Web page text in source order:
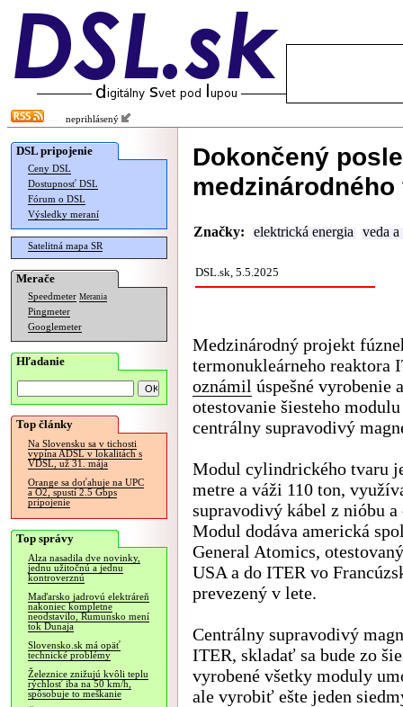
neprihlásený
DSL pripojenie
Ceny DSL
Dostupnosť DSL
Fórum o DSL
Výsledky meraní
Satelitná mapa SR
Merače
Speedmeter Merania
Pingmeter
Googlemeter
Hľadanie
Top články
Na Slovensku sa v tichosti
vypína ADSL v lokalitách s
VDSL, už 31. mája
Orange sa doťahuje na UPC
a O2, spustí 2.5 Gbps
pripojenie
Top správy
Alza nasadila dve novinky,
jednu užitočnú a jednu
kontroverznú
Maďarsko jadrovú elektráreň
nakoniec kompletne
neodstavilo, Rumunsko mení
tok Dunaja
Slovensko.sk má opäť
technické problémy
Železnice znižujú kvôli teplu
rýchlosť iba na 50 km/h,
spôsobuje to meškanie
Dokončený
Značky: elektrická energia veda
DSL.sk, 5.5.2025
Medzinárodný projekt
termonukleárneho reaktora
oznámil úspešné vyrobenie a
otestovanie šiesteho
centrálny supravodivý
Modul cylindrického tvaru
metre a váži 110 ton,
supravodivý kábel z nióbu a
Modul dodáva americká
General Atomics,
USA a do ITER vo
prevezený v lete.
Centrálny supravodivý
ITER, skladať sa bude zo
vyrobené všetky moduly
ale vyrobiť ešte jeden